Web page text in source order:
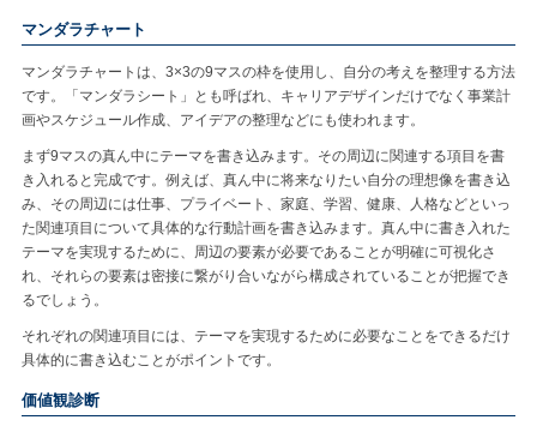
マンダラチャート
マンダラチャートは、3×3の9マスの枠を使用し、自分の考えを整理する方法
です。「マンダラシート」とも呼ばれ、キャリアデザインだけでなく事業計
画やスケジュール作成、アイデアの整理などにも使われます。
まず9マスの真ん中にテーマを書き込みます。その周辺に関連する項目を書
き入れると完成です。例えば、真ん中に将来なりたい自分の理想像を書き込
み、その周辺には仕事、プライベート、家庭、学習、健康、人格などといっ
た関連項目について具体的な行動計画を書き込みます。真ん中に書き入れた
テーマを実現するために、周辺の要素が必要であることが明確に可視化さ
れ、それらの要素は密接に繋がり合いながら構成されていることが把握でき
るでしょう。
それぞれの関連項目には、テーマを実現するために必要なことをできるだけ
具体的に書き込むことがポイントです。
価値観診断